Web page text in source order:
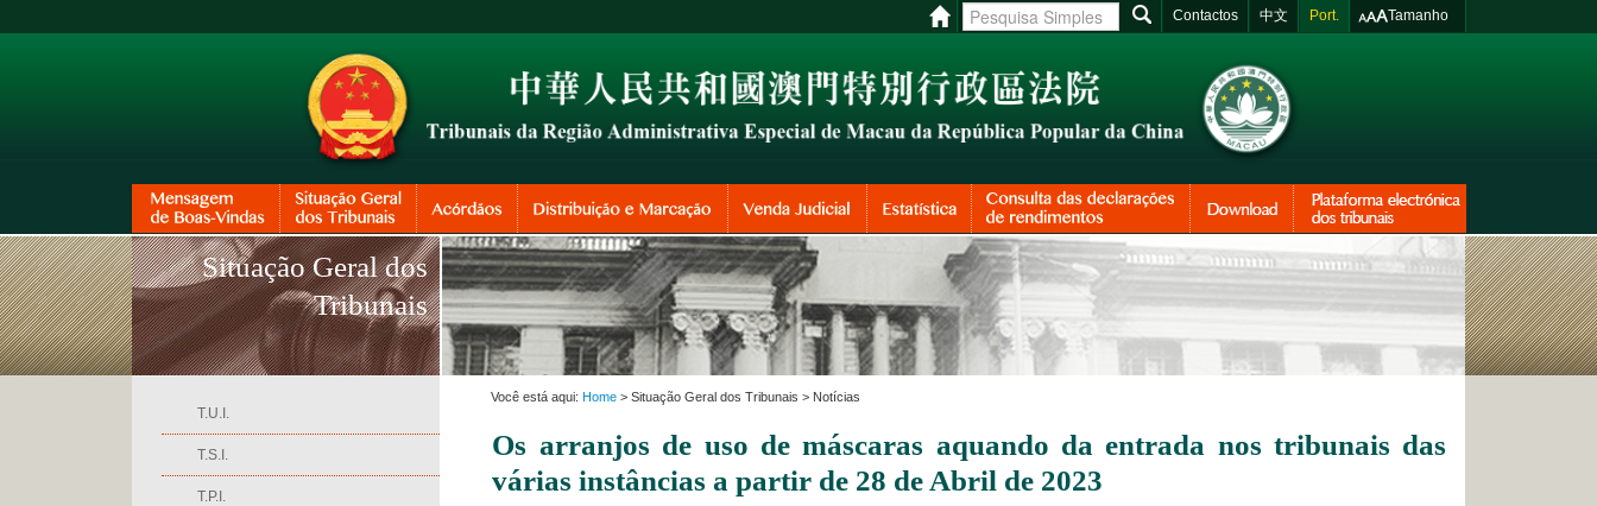
Contactos 中文 Port. Tamanho
Situação Geral dos
Tribunais
T.U.I.
T.S.I.
T.P.I.
Você está aqui:Home > Situação Geral dos Tribunais > Notícias
Os arranjos de uso de máscaras aquando da entrada nos tribunais das
várias instâncias a partir de 28 de Abril de 2023